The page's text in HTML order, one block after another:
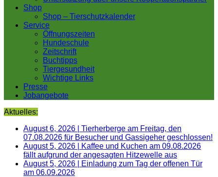
Shop
Shop – Tierschutzkalender
Service
Öffnungszeiten
Hundeschule
Zeitschrift
Buchtipps
Tiergesundheit
Wichtige Links
Presse
Jobangebote
Aktuelles:
August 6, 2026
Tierherberge am Freitag, den
07.08.2026 für Besucher und Gassigeher geschlossen!
August 5, 2026
Kaffee und Kuchen am 09.08.2026
fällt aufgrund der angesagten Hitzewelle aus
August 5, 2026
Einladung zum Tag der offenen Tür
am 06.09.2026